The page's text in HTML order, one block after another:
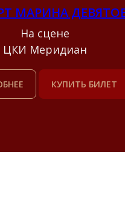
МАРИНА
На сцене
ЦКИ Меридиан
КУПИТЬ БИЛЕТ